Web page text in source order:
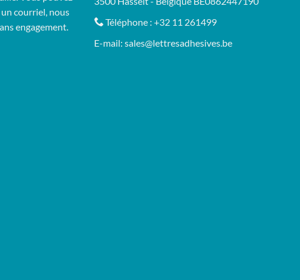
courriel, nous
engagement.
Téléphone : +32 11 261499
E-mail: sales@lettresadhesives.be